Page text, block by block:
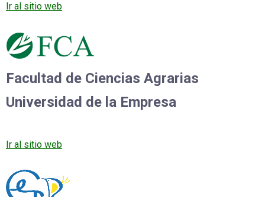
Ir al sitio web
Facultad de Ciencias Agrarias
Universidad de la Empresa
Ir al sitio web